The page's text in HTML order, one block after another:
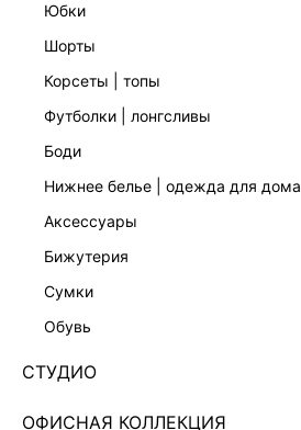
юбки
шорты
корсеты | топы
футболки | лонгсливы
боди
нижнее белье | одежда для дома
аксессуары
бижутерия
сумки
обувь
СТУДИО
ОФИСНАЯ КОЛЛЕКЦИЯ
Нет в наличии
ЦВЕТ:ЧЕРНЫЙ